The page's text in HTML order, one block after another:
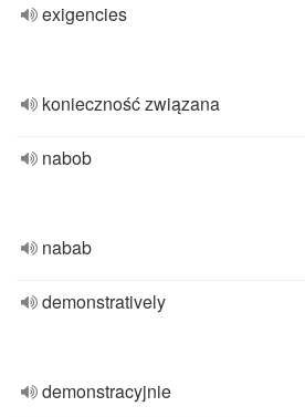
exigencies
konieczność związana
nabob
nabab
demonstratively
demonstracyjnie